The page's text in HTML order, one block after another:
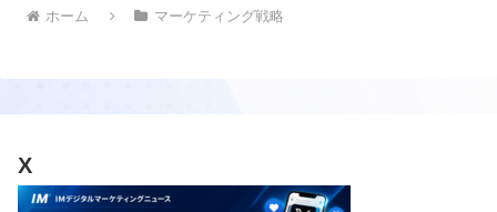
ホーム マーケティング戦略
X